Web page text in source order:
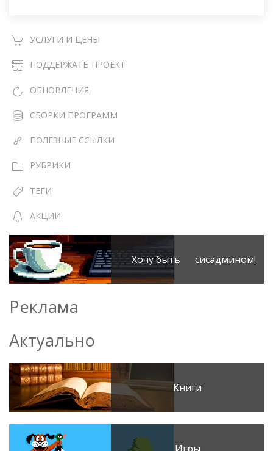
УСЛУГИ И ЦЕНЫ
ПОДДЕРЖАТЬ ПРОЕКТ
ОБНОВЛЕНИЯ
СБОРКИ ПРОГРАММ
ПОЛЕЗНЫЕ ССЫЛКИ
РУБРИКИ
ТЕГИ
АКЦИИ
Хочу быть сисадмином!
Реклама
Актуально
Книги